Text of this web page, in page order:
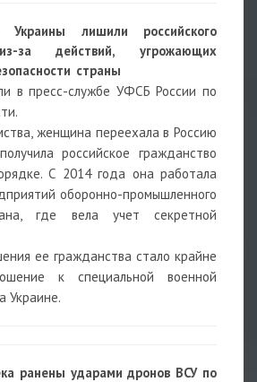
Украины лишили российского
за действий, угрожающих
страны
в пресс-службе УФСБ России по
женщина переехала в Россию
российское гражданство
С 2014 года она работала
оборонно-промышленного
где вела учет секретной
ее гражданства стало крайне
к специальной военной
Украине.
ранены ударами дронов ВСУ по